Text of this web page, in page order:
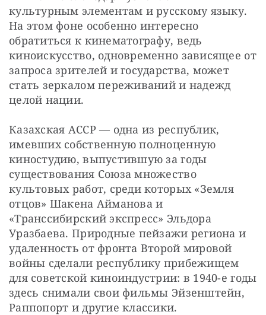
культурным элементам и русскому языку.
На этом фоне особенно интересно
обратиться к кинематографу, ведь
киноискусство, одновременно зависящее от
запроса зрителей и государства, может
стать зеркалом переживаний и надежд
целой нации.
Казахская АССР — одна из республик,
имевших собственную полноценную
киностудию, выпустившую за годы
существования Союза множество
культовых работ, среди которых «Земля
отцов» Шакена Айманова и
«Транссибирский экспресс» Эльдора
Уразбаева. Природные пейзажи региона и
удаленность от фронта Второй мировой
войны сделали республику прибежищем
для советской киноиндустрии: в 1940-е годы
здесь снимали свои фильмы Эйзенштейн,
Раппопорт и другие классики.